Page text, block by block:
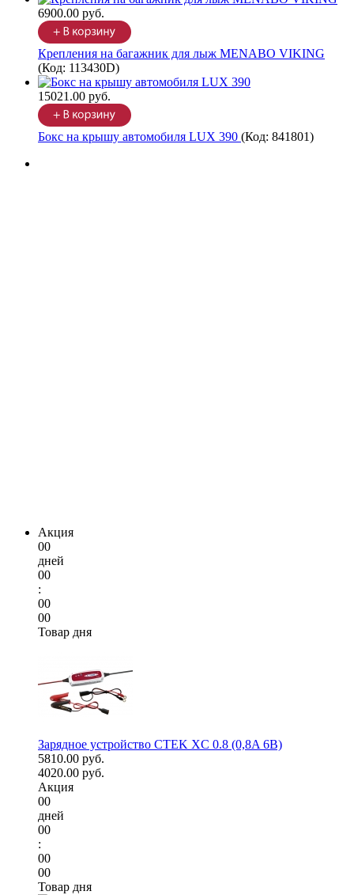
6900.00 руб.
Крепления на багажник для лыж MENABO VIKING
(Код: 113430D)
15021.00 руб.
Бокс на крышу автомобиля LUX 390 (Код: 841801)
Акция
00
дней
00
:
00
00
Товар дня
Зарядное устройство CTEK XC 0.8 (0,8A 6В)
5810.00 руб.
4020.00 руб.
Акция
00
дней
00
:
00
00
Товар дня